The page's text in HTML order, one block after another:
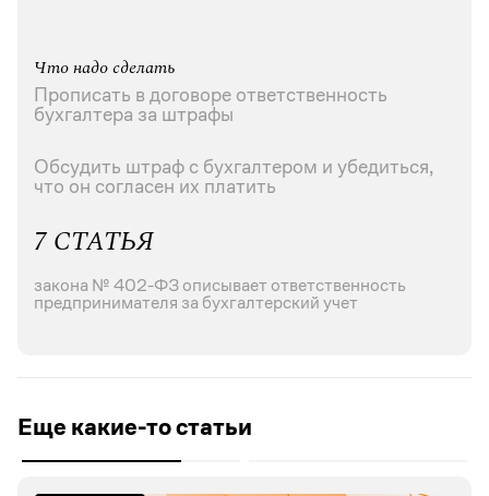
Что надо сделать
Прописать в договоре ответственность
бухгалтера за штрафы
Обсудить штраф с бухгалтером и убедиться,
что он согласен их платить
7 СТАТЬЯ
закона № 402-ФЗ описывает ответственность
предпринимателя за бухгалтерский учет
Еще какие-то статьи